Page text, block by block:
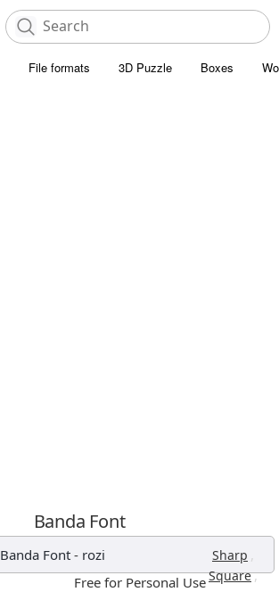
File formats 3D Puzzle Boxes
Banda Font
Banda Font- rozi Sharp ,
Square,
Free for Personal Use